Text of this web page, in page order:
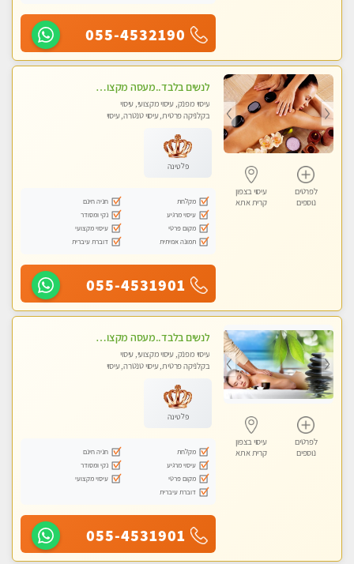
055-4532190
לפרטים
נוספים
עיסוי בצפון
קרית אתא
לנשים בלבד..מעסה מקצועי לנשים בלבד לעיסוי מרגיע ומפנק VIP-מומלץ לחלוטין! פרטי! ​​​​​​
עיסוי מפנק, עיסוי מקצועי, עיסוי
בקלניקה פרטית, עיסוי טנטרה, עיסוי
פלטינה
מקלחת
חניה חינם
עיסוי מרגיע
נקי ומסודר
מקום פרטי
עיסוי מקצועי
תמונה אמיתית
דוברת עיברית
055-4531901
לפרטים
נוספים
עיסוי בצפון
קרית אתא
לנשים בלבד..מעסה מקצועי לנשים בלבד
עיסוי מפנק, עיסוי מקצועי, עיסוי
בקלניקה פרטית, עיסוי טנטרה, עיסוי
פלטינה
מקלחת
חניה חינם
עיסוי מרגיע
נקי ומסודר
מקום פרטי
עיסוי מקצועי
דוברת עיברית
055-4531901